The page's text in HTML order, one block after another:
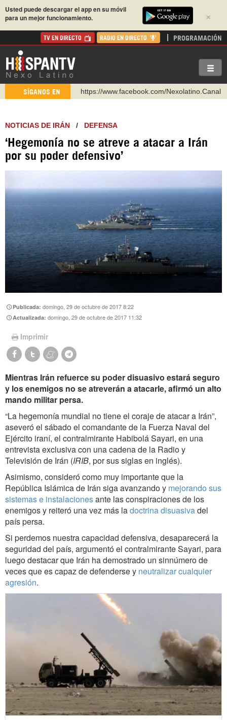
×
Usted puede descargar el app en su móvil
para un mejor funcionamiento.
TV EN DIRECTO RADIO EN DIRECTO PROGRAMACIÓN
SÍGANOS EN https://www.facebook.com/Nexolatino.Canal
https://www.youtube.com/@nexo_latino
https://t.me/hispantvcanal
https://urmedium.com/c/hispantv
WhatsApp y Viber: +98 921 79 29 404
NOTICIAS DE IRÁN / DEFENSA
‘Hegemonía no se atreve a atacar a Irán
por su poder defensivo’
Publicada:domingo, 29 de octubre de 2017 8:22
Actualizada:domingo, 29 de octubre de 2017 11:32
Imprimir
Mientras Irán refuerce su poder disuasivo estará seguro
y los enemigos no se atreverán a atacarle, afirmó un alto
mando militar persa.
“La hegemonía mundial no tiene el coraje de atacar a Irán”,
aseveró el sábado el comandante de la Fuerza Naval del
Ejército iraní, el contralmirante Habibolá Sayari, en una
entrevista exclusiva con una cadena de la Radio y
Televisión de Irán (IRIB, por sus siglas en inglés).
Asimismo, consideró como muy importante que la
República Islámica de Irán siga avanzando y mejorando sus
sistemas e instalacionesante las conspiraciones de los
enemigos y reiteró una vez más ladoctrina disuasivadel
país persa.
Si perdemos nuestra capacidad defensiva, desaparecerá la
seguridad del país, argumentó el contralmirante Sayari, para
luego destacar que Irán ha demostrado un sinnúmero de
veces que es capaz de defenderse y neutralizar cualquier
agresión.